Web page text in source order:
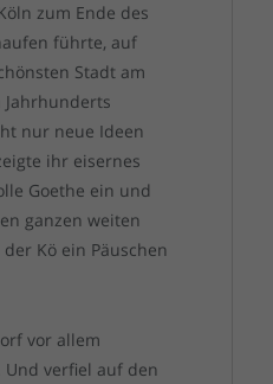
zum Ende des
führte, auf
Stadt am
nur neue Ideen
ihr eisernes
Goethe ein und
ganzen weiten
Kö ein Päuschen
vor allem
verfiel auf den